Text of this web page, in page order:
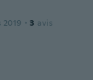
· 3 avis